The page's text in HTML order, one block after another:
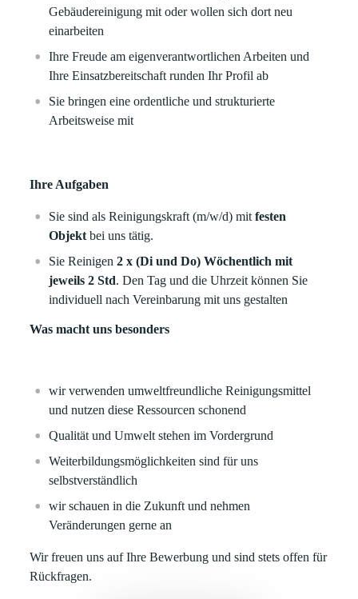
Gebäudereinigung mit oder wollen sich dort neu
einarbeiten
Ihre Freude am eigenverantwortlichen Arbeiten und
Ihre Einsatzbereitschaft runden Ihr Profil ab
Sie bringen eine ordentliche und strukturierte
Arbeitsweise mit
Ihre Aufgaben
Sie sind als Reinigungskraft (m/w/d) mitfesten
Objektbei uns tätig.
Sie Reinigen2 x (Di und Do) Wöchentlich mit
jeweils 2 Std. Den Tag und die Uhrzeit können Sie
individuell nach Vereinbarung mit uns gestalten
Was macht uns besonders
wir verwenden umweltfreundliche Reinigungsmittel
und nutzen diese Ressourcen schonend
Qualität und Umwelt stehen im Vordergrund
Weiterbildungsmöglichkeiten sind für uns
selbstverständlich
wir schauen in die Zukunft und nehmen
Veränderungen gerne an
Wir freuen uns auf Ihre Bewerbung und sind stets offen für
Rückfragen.